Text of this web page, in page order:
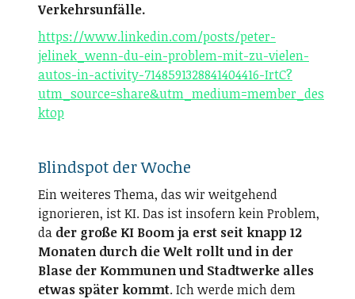
Verkehrsunfälle.
https://www.linkedin.com/posts/peter-
jelinek_wenn-du-ein-problem-mit-zu-vielen-
autos-in-activity-7148591328841404416-IrtC?
utm_source=share&utm_medium=member_des
ktop
Blindspot der Woche
Ein weiteres Thema, das wir weitgehend
ignorieren, ist KI. Das ist insofern kein Problem,
da der große KI Boom ja erst seit knapp 12
Monaten durch die Welt rollt und in der
Blase der Kommunen und Stadtwerke alles
etwas später kommt. Ich werde mich dem